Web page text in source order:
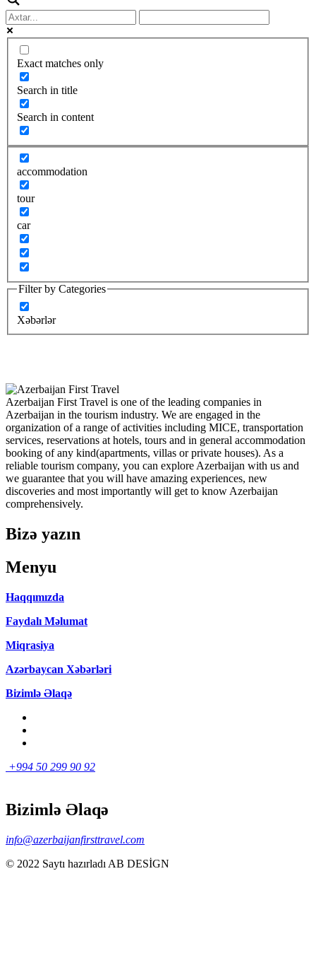
Exact matches only
Search in title
Search in content
accommodation
tour
car
Filter by Categories
Xəbərlər
Azerbaijan First Travel is one of the leading companies in
Azerbaijan in the tourism industry. We are engaged in the
organization of a range of activities including MICE, transportation
services, reservations at hotels, tours and in general accommodation
booking of any kind(apartments, villas or private houses). As a
reliable tourism company, you can explore Azerbaijan with us and
we guarantee that you will have amazing experiences, new
discoveries and most importantly will get to know Azerbaijan
comprehensively.
Bizə yazın
Menyu
Haqqımızda
Faydalı Məlumat
Miqrasiya
Azərbaycan Xəbərləri
Bizimlə Əlaqə
+994 50 299 90 92
Bizimlə Əlaqə
info@azerbaijanfirsttravel.com
© 2022 Saytı hazırladı AB DESİGN